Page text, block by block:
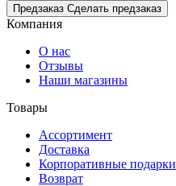
Предзаказ Сделать предзаказ
Компания
О нас
Отзывы
Наши магазины
Товары
Ассортимент
Доставка
Корпоративные подарки
Возврат